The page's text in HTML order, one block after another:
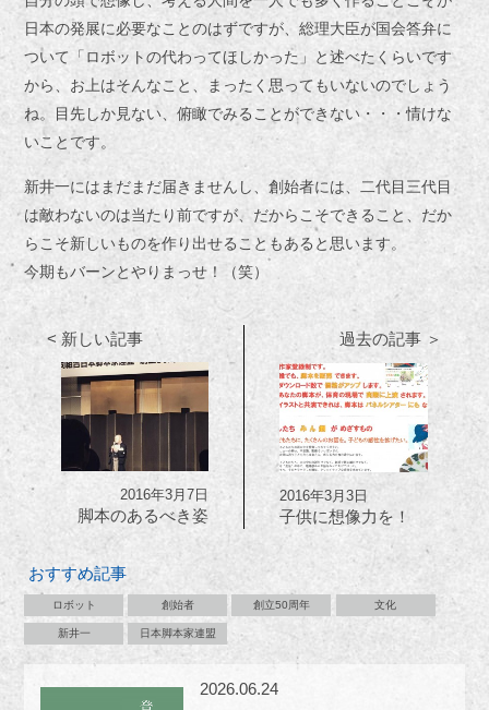
日本の発展に必要なことのはずですが、総理大臣が国会答弁に
ついて「ロボットの代わってほしかった」と述べたくらいです
から、お上はそんなこと、まったく思ってもいないのでしょう
ね。 目先しか見ない、俯瞰でみることができない・・・情けな
いことです。
新井一にはまだまだ届きませんし、創始者には、二代目三代目
は敵わないのは当たり前ですが、だからこそできること、だか
らこそ新しいものを作り出せることもあると思います。
今期もバーンとやりまっせ！（笑）
< 新しい記事
2016年3月7日
脚本のあるべき姿
過去の記事 ＞
2016年3月3日
子供に想像力を！
おすすめ記事
ロボット 創始者 創立50周年 文化
新井一 日本脚本家連盟
2026.06.24